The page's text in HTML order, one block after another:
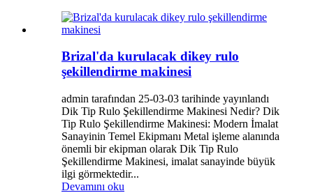
Brizal'da kurulacak dikey rulo
şekillendirme makinesi
admin tarafından 25-03-03 tarihinde yayınlandı
Dik Tip Rulo Şekillendirme Makinesi Nedir? Dik
Tip Rulo Şekillendirme Makinesi: Modern İmalat
Sanayinin Temel Ekipmanı Metal işleme alanında
önemli bir ekipman olarak Dik Tip Rulo
Şekillendirme Makinesi, imalat sanayinde büyük
ilgi görmektedir...
Devamını oku